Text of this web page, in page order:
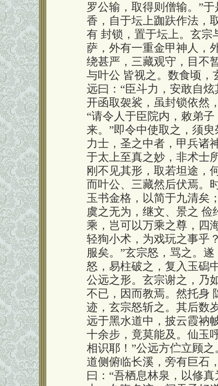
罗公输，取得则僧输。”
香，自于坛上跏趺作法，
有 封锁，置于坛上。玄宗
萨，外有一重金甲神人，
绕甚严，三藏观守，目不
与叶公 皆视之。数食顷，
远曰：“臣斗力，安敢自
开函取袈裟，虽封锁依然
“请令人于臣院内，敕弟
来。”即令中使取之，须
力士，圣之中者，甲兵诸
于太上至真之妙，非术士
刚不见其形，取若坦途，
而叶公、三藏然后伏焉。
玉书金格，以简于九清矣
虞之无为，继文、景之
乘，岂可以万乘之尊，四
轻狥小术，为戏玩之事乎
服矣。”玄宗怒，骂之。
怒，易柱破之，复入玉磶
公远之形。玄宗谢之，乃
不已，因而教焉。然托身
迹，玄宗怒斩之。其后数
远于黑水道中，披云霞衲
十余步，竟莫能及。仙玉
相识耶！”公远方伫立顾
道侧俯临长溪，旁有巨石
曰：“吾栖息林泉，以修